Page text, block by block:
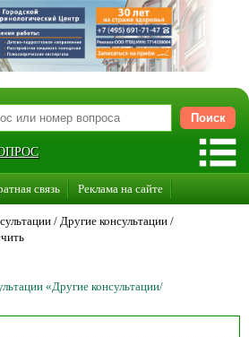
связь Реклама на сайте
сайта / Другие консультации /
«Другие консультации/